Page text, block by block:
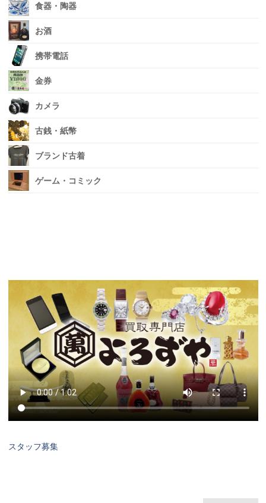
食器・陶器
お酒
携帯電話
金券
カメラ
古銭・紙幣
ブランド古着
ゲーム・コミック
スタッフ募集